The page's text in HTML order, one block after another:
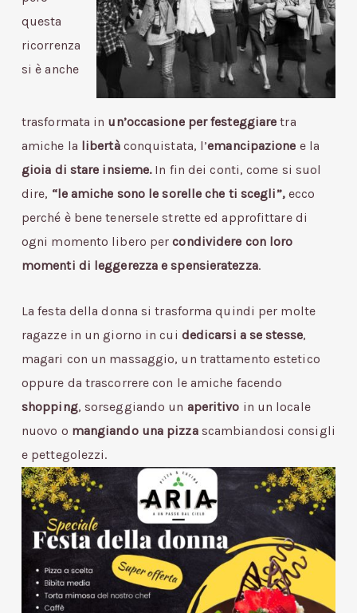
questa
ricorrenza
si è anche
trasformata in un’occasione per festeggiare tra
amiche la libertà conquistata, l’emancipazione e la
gioia di stare insieme. In fin dei conti, come si suol
dire, “le amiche sono le sorelle che ti scegli”,ecco
perché è bene tenersele strette ed approfittare di
ogni momento libero percondividere con loro
momenti di leggerezza e spensieratezza.
La festa della donna si trasforma quindi per molte
ragazze in un giorno in cui dedicarsi a se stesse,
magari con un massaggio, un trattamento estetico
oppure da trascorrere con le amiche facendo
shopping, sorseggiando un aperitivo in un locale
nuovo o mangiando una pizzascambiandosi consigli
e pettegolezzi.